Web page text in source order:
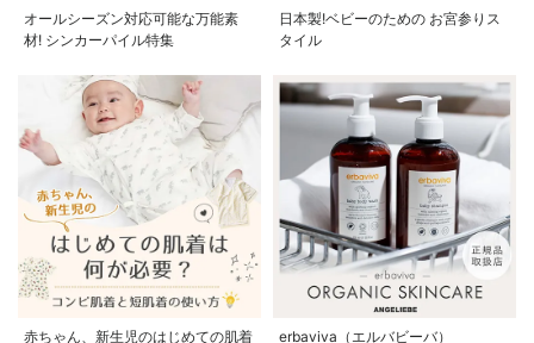
オールシーズン対応可能な万能素
材! シンカーパイル特集
日本製!ベビーのための お宮参りス
タイル
赤ちゃん、新生児のはじめての肌着
erbaviva（エルバビーバ）